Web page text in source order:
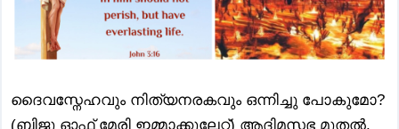
ദൈവസ്നേഹവും നിത്യനരകവും ഒന്നിച്ചു പോകുമോ?
(ബിജു ഓഫ് മേരി ഇമ്മാക്കുലേറ്റ്) ആദിമസഭ മുതൽ,